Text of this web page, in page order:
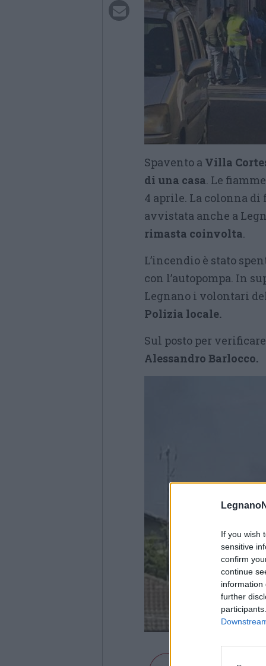
If you wish
sensitive
confirm
continue
information
further
Spavento a Villa
di una casa. Le
4 aprile. La colonna
avvistata anche a
rimasta coinvolta.
L’incendio è stato
con l’autopompa. In
Legnano i volontari
Polizia locale.
Sul posto per
Alessandro Barlocco.